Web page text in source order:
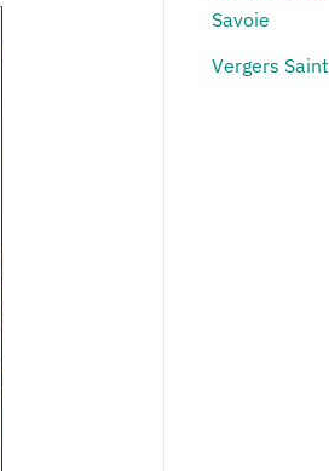
Savoie
Vergers